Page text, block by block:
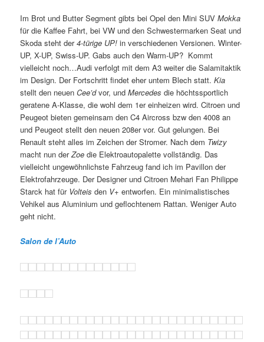
Im Brot und Butter Segment gibts bei Opel den Mini SUVMokka
für die Kaffee Fahrt, bei VW und den Schwestermarken Seat und
Skoda steht der4-türige UP! in verschiedenen Versionen. Winter-
UP, X-UP, Swiss-UP. Gabs auch den Warm-UP? Kommt
vielleicht noch…Audi verfolgt mit dem A3 weiter die Salamitaktik
im Design. Der Fortschritt findet eher untem Blech statt.Kia
stellt den neuen Cee’dvor, undMercedes die höchtssportlich
geratene A-Klasse, die wohl dem 1er einheizen wird. Citroen und
Peugeot bieten gemeinsam den C4 Aircross bzw den 4008 an
und Peugeot stellt den neuen 208er vor. Gut gelungen. Bei
Renault steht alles im Zeichen der Stromer. Nach dem Twizy
macht nun derZoe die Elektroautopalette vollständig. Das
vielleicht ungewöhnlichste Fahrzeug fand ich im Pavillon der
Elektrofahrzeuge. Der Designer und Citroen Mehari Fan Philippe
Starck hat für Volteis den V+ entworfen. Ein minimalistisches
Vehikel aus Aluminium und geflochtenem Rattan. Weniger Auto
geht nicht.
Salon de l’Auto